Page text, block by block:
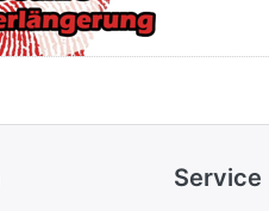
Service